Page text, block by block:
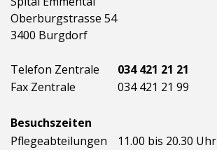
Oberburgstrasse 54
3400 Burgdorf
Telefon Zentrale
034 421 21 21
Fax Zentrale
034 421 21 99
Besuchszeiten
Pflegeabteilungen
11.00 bis 20.30 Uhr